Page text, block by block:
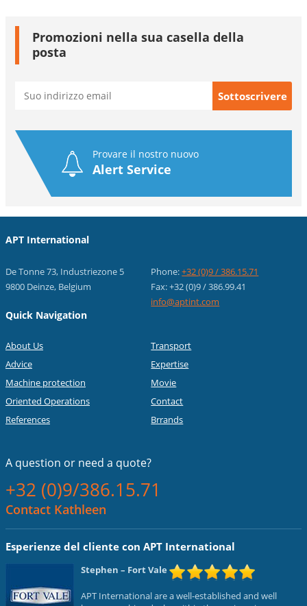
Promozioni nella sua casella della
posta
Provare il nostro nuovo
Alert Service
APT International
De Tonne 73, Industriezone 5
9800 Deinze, Belgium
Phone:+32 (0)9 / 386.15.71
Fax: +32 (0)9 / 386.99.41
info@aptint.com
Quick Navigation
About Us
Advice
Machine protection
Oriented Operations
References
Transport
Expertise
Movie
Contact
Brrands
A question or need a quote?
+32 (0)9/386.15.71
Contact Kathleen
Esperienze del cliente con APT International
Stephen – Fort Vale
APT International are a well-established and well